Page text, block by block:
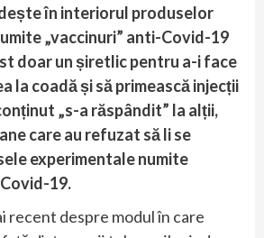
în interiorul produselor
„vaccinuri” anti-Covid-19
doar un șiretlic pentru a-i face
la coadă și să primească injecții
„s-a răspândit” la alții,
care au refuzat să li se
experimentale numite
19.
despre modul în care